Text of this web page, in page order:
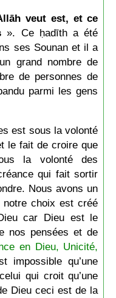
veut est, et ce
». Ce ḥadīth a été
ses Sounan et il a
grand nombre de
de personnes de
parmi les gens
est sous la volonté
le fait de croire que
la volonté des
qui fait sortir
Nous avons un
choix est créé
car Dieu est le
nos pensées et de
en Dieu, Unicité,
qu’une
qui croit qu’une
Dieu ceci est de la